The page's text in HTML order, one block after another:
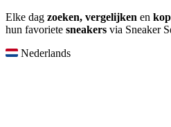
Elke dag zoeken, vergelijken en
hun favoriete sneakers via Sneaker
Nederlands